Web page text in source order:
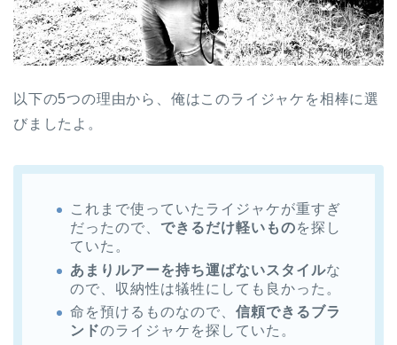
以下の5つの理由から、俺はこのライジャケを相棒に選
びましたよ。
これまで使っていたライジャケが重すぎ
だったので、 できるだけ軽いものを探し
ていた。
あまりルアーを持ち運ばないスタイルな
ので、収納性は犠牲にしても良かった。
命を預けるものなので、 信頼できるブラ
ンドのライジャケを探していた。